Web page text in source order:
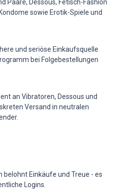
Paare, Dessous, Fetisch-Fashion
sowie Erotik-Spiele und
und seriöse Einkaufsquelle
bei Folgebestellungen
an Vibratoren, Dessous und
Versand in neutralen
belohnt Einkäufe und Treue - es
Logins.